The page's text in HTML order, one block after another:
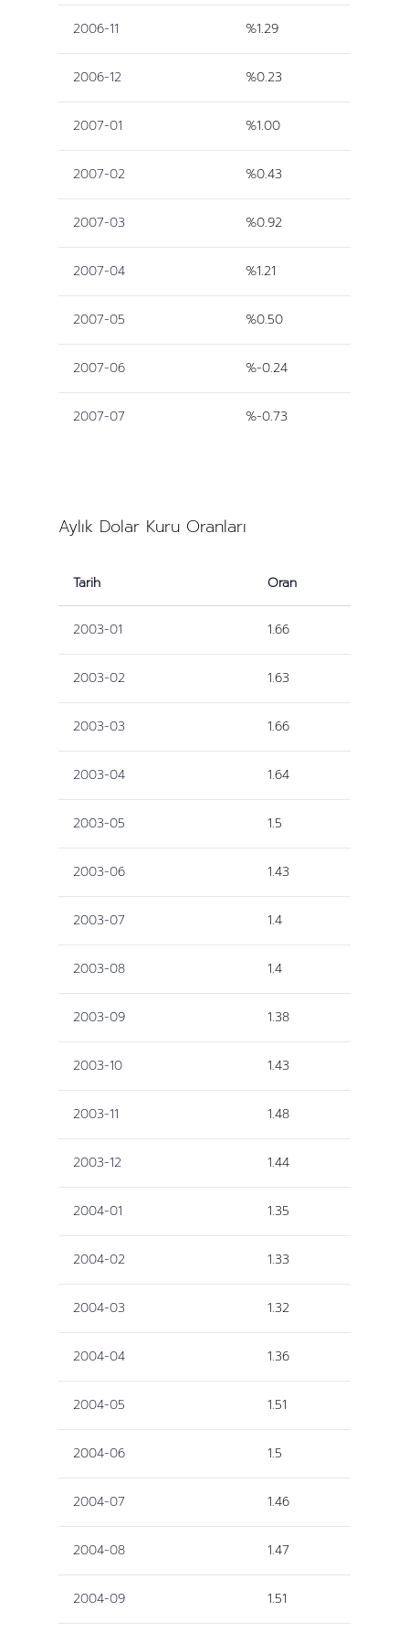
2006-11 %1.29
2006-12 %0.23
2007-01 %1.00
2007-02 %0.43
2007-03 %0.92
2007-04 %1.21
2007-05 %0.50
2007-06 %-0.24
2007-07 %-0.73
Aylık Dolar Kuru Oranları
Tarih Oran
2003-01 1.66
2003-02 1.63
2003-03 1.66
2003-04 1.64
2003-05 1.5
2003-06 1.43
2003-07 1.4
2003-08 1.4
2003-09 1.38
2003-10 1.43
2003-11 1.48
2003-12 1.44
2004-01 1.35
2004-02 1.33
2004-03 1.32
2004-04 1.36
2004-05 1.51
2004-06 1.5
2004-07 1.46
2004-08 1.47
2004-09 1.51